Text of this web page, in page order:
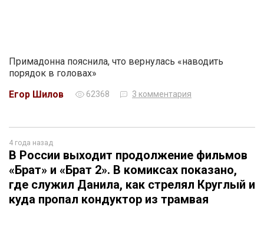
Примадонна пояснила, что вернулась «наводить
порядок в головах»
Егор Шилов
62368 3 комментария
4 года назад
В России выходит продолжение фильмов
«Брат» и «Брат 2». В комиксах показано,
где служил Данила, как стрелял Круглый и
куда пропал кондуктор из трамвая